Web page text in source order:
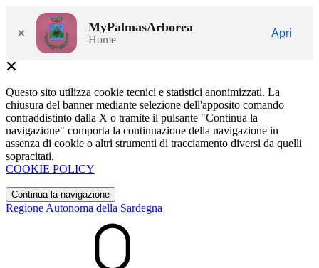
× MyPalmasArborea
Home
Apri
Questo sito utilizza cookie tecnici e statistici anonimizzati. La
chiusura del banner mediante selezione dell'apposito comando
contraddistinto dalla X o tramite il pulsante "Continua la
navigazione" comporta la continuazione della navigazione in
assenza di cookie o altri strumenti di tracciamento diversi da quelli
sopracitati.
COOKIE POLICY
Continua la navigazione
Regione Autonoma della Sardegna